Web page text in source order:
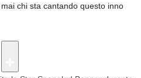
chi sta cantando questo inno